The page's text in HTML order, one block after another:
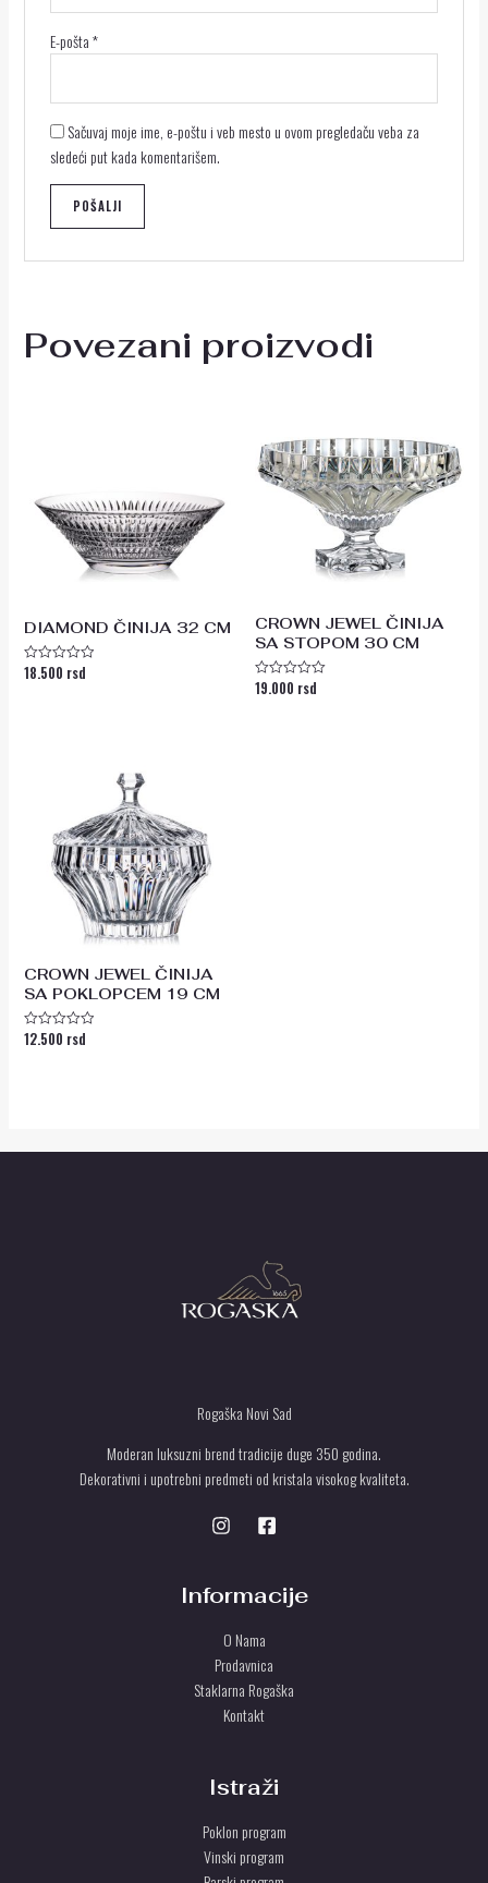
E-pošta*
Sačuvaj moje ime, e-poštu i veb mesto u ovom pregledaču veba za
sledeći put kada komentarišem.
Povezani proizvodi
DIAMOND ČINIJA 32 CM
Ocenjeno
18.500 rsd
CROWN JEWEL ČINIJA
SA STOPOM 30 CM
Ocenjeno
19.000 rsd
CROWN JEWEL ČINIJA
SA POKLOPCEM 19 CM
Ocenjeno
12.500 rsd
Rogaška Novi Sad
Moderan luksuzni brend tradicije duge 350 godina.
Dekorativni i upotrebni predmeti od kristala visokog kvaliteta.
Informacije
O Nama
Prodavnica
Staklarna Rogaška
Kontakt
Istraži
Poklon program
Vinski program